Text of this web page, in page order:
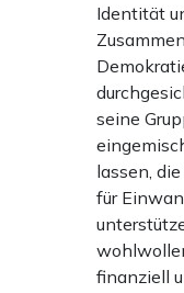
Identität
seine
lassen,
für
finanziell